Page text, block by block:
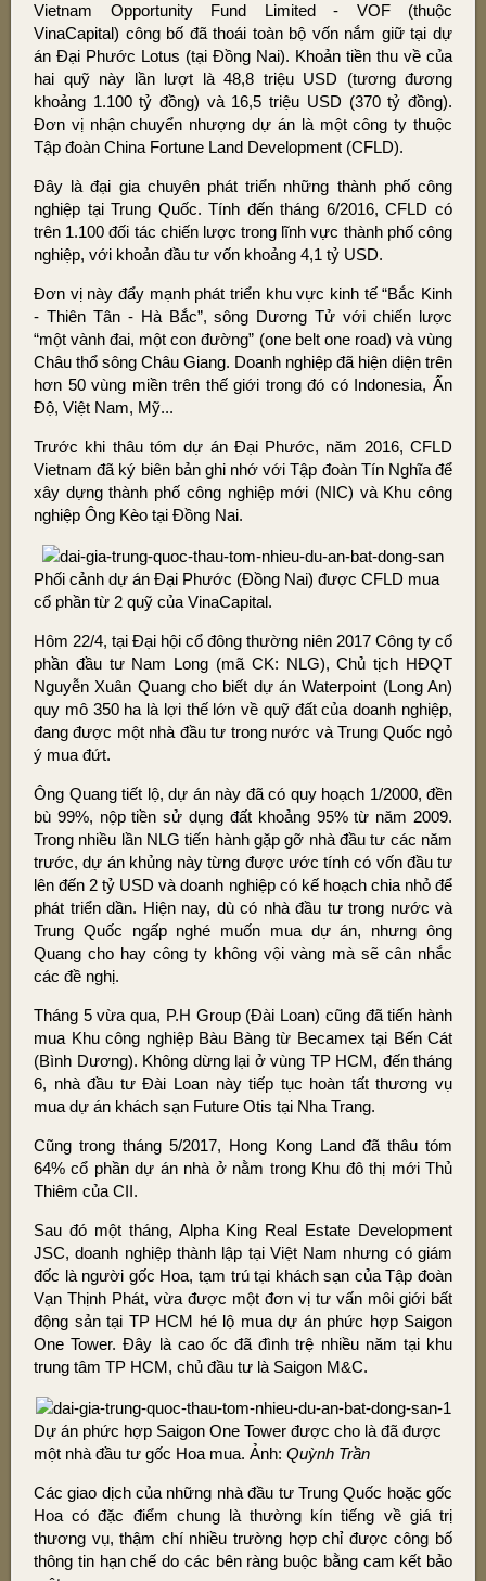
Vietnam Opportunity Fund Limited - VOF (thuộc
VinaCapital) công bố đã thoái toàn bộ vốn nắm giữ tại dự
án Đại Phước Lotus (tại Đồng Nai). Khoản tiền thu về của
hai quỹ này lần lượt là 48,8 triệu USD (tương đương
khoảng 1.100 tỷ đồng) và 16,5 triệu USD (370 tỷ đồng).
Đơn vị nhận chuyển nhượng dự án là một công ty thuộc
Tập đoàn China Fortune Land Development (CFLD).
Đây là đại gia chuyên phát triển những thành phố công
nghiệp tại Trung Quốc. Tính đến tháng 6/2016, CFLD có
trên 1.100 đối tác chiến lược trong lĩnh vực thành phố công
nghiệp, với khoản đầu tư vốn khoảng 4,1 tỷ USD.
Đơn vị này đẩy mạnh phát triển khu vực kinh tế “Bắc Kinh
- Thiên Tân - Hà Bắc”, sông Dương Tử với chiến lược
“một vành đai, một con đường” (one belt one road) và vùng
Châu thổ sông Châu Giang. Doanh nghiệp đã hiện diện trên
hơn 50 vùng miền trên thế giới trong đó có Indonesia, Ấn
Độ, Việt Nam, Mỹ...
Trước khi thâu tóm dự án Đại Phước, năm 2016, CFLD
Vietnam đã ký biên bản ghi nhớ với Tập đoàn Tín Nghĩa để
xây dựng thành phố công nghiệp mới (NIC) và Khu công
nghiệp Ông Kèo tại Đồng Nai.
Phối cảnh dự án Đại Phước (Đồng Nai) được CFLD mua
cổ phần từ 2 quỹ của VinaCapital.
Hôm 22/4, tại Đại hội cổ đông thường niên 2017 Công ty cổ
phần đầu tư Nam Long (mã CK: NLG), Chủ tịch HĐQT
Nguyễn Xuân Quang cho biết dự án Waterpoint (Long An)
quy mô 350 ha là lợi thế lớn về quỹ đất của doanh nghiệp,
đang được một nhà đầu tư trong nước và Trung Quốc ngỏ
ý mua đứt.
Ông Quang tiết lộ, dự án này đã có quy hoạch 1/2000, đền
bù 99%, nộp tiền sử dụng đất khoảng 95% từ năm 2009.
Trong nhiều lần NLG tiến hành gặp gỡ nhà đầu tư các năm
trước, dự án khủng này từng được ước tính có vốn đầu tư
lên đến 2 tỷ USD và doanh nghiệp có kế hoạch chia nhỏ để
phát triển dần. Hiện nay, dù có nhà đầu tư trong nước và
Trung Quốc ngấp nghé muốn mua dự án, nhưng ông
Quang cho hay công ty không vội vàng mà sẽ cân nhắc
các đề nghị.
Tháng 5 vừa qua, P.H Group (Đài Loan) cũng đã tiến hành
mua Khu công nghiệp Bàu Bàng từ Becamex tại Bến Cát
(Bình Dương). Không dừng lại ở vùng TP HCM, đến tháng
6, nhà đầu tư Đài Loan này tiếp tục hoàn tất thương vụ
mua dự án khách sạn Future Otis tại Nha Trang.
Cũng trong tháng 5/2017, Hong Kong Land đã thâu tóm
64% cổ phần dự án nhà ở nằm trong Khu đô thị mới Thủ
Thiêm của CII.
Sau đó một tháng, Alpha King Real Estate Development
JSC, doanh nghiệp thành lập tại Việt Nam nhưng có giám
đốc là người gốc Hoa, tạm trú tại khách sạn của Tập đoàn
Vạn Thịnh Phát, vừa được một đơn vị tư vấn môi giới bất
động sản tại TP HCM hé lộ mua dự án phức hợp Saigon
One Tower. Đây là cao ốc đã đình trệ nhiều năm tại khu
trung tâm TP HCM, chủ đầu tư là Saigon M&C.
Dự án phức hợp Saigon One Tower được cho là đã được
một nhà đầu tư gốc Hoa mua. Ảnh: Quỳnh Trần
Các giao dịch của những nhà đầu tư Trung Quốc hoặc gốc
Hoa có đặc điểm chung là thường kín tiếng về giá trị
thương vụ, thậm chí nhiều trường hợp chỉ được công bố
thông tin hạn chế do các bên ràng buộc bằng cam kết bảo